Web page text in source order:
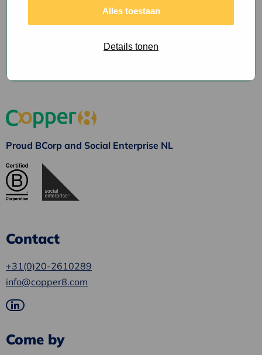
Alles toestaan
Details tonen
Terms of Serviceapply.
Proud BCorp and Social Enterprise NL
Contact
+31(0)20-2610289
info@copper8.com
Go
LinkedIn
Come by